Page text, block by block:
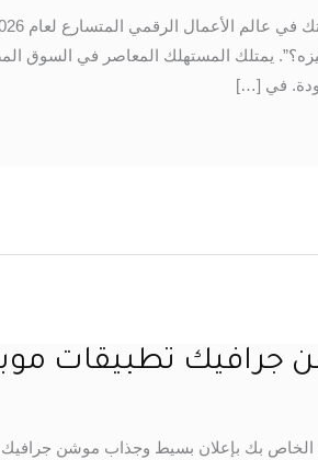
يمتلك المستهلك المعاصر في
في […]
جرافيك تطبيقات
بك بإعلان بسيط وجذاب موشن جرافيك